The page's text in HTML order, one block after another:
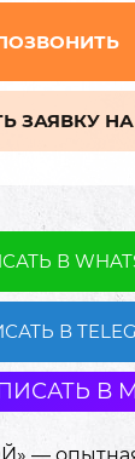
ЗАЯВКУ
В
В
В